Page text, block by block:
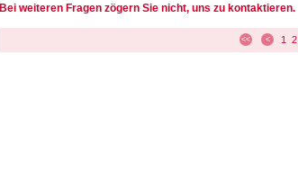
Bei weiteren Fragen zögern Sie nicht, uns zu kontaktieren.
<< < 1 2